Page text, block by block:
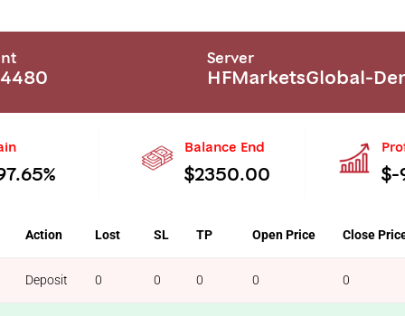
Server
HFMarketsGlobal-
Balance End
$2350.00
Action Lost SL TP Open Price Close
Deposit 0 0 0 0 0